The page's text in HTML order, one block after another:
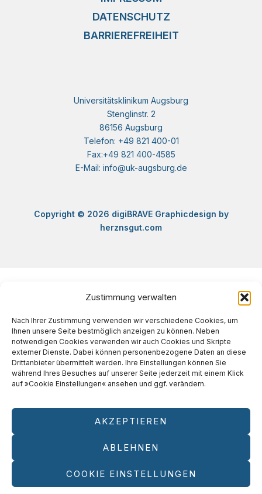
Zustimmung verwalten
Nach Ihrer Zustimmung verwenden wir verschiedene Cookies, um
Ihnen unsere Seite bestmöglich anzeigen zu können. Neben
notwendigen Cookies verwenden wir auch Cookies und Skripte
externer Dienste. Dabei können personenbezogene Daten an diese
Drittanbieter übermittelt werden. Ihre Einstellungen können Sie
während Ihres Besuches auf unserer Seite jederzeit mit einem Klick
auf »Cookie Einstellungen« ansehen und ggf. verändern.
AKZEPTIEREN
ABLEHNEN
COOKIE EINSTELLUNGEN
DATENSCHUTZ
BARRIEREFREIHEIT
Universitätsklinikum Augsburg
Stenglinstr. 2
86156 Augsburg
Telefon: +49 821 400-01
Fax:+49 821 400-4585
E-Mail: info@uk-augsburg.de
Copyright © 2026 digiBRAVE Graphicdesign by
herznsgut.com